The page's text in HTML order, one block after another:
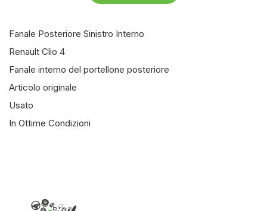
Fanale Posteriore Sinistro Interno
Renault Clio 4
Fanale interno del portellone posteriore
Articolo originale
Usato
In Ottime Condizioni